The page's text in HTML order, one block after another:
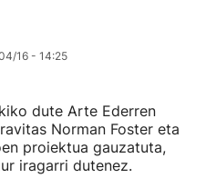
16 - 14:25
dute Arte Ederren
Norman Foster eta
proiektua gauzatuta,
iragarri dutenez.